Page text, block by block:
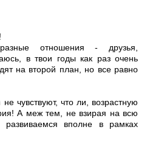
отношения - друзья,
в твои годы как раз очень
на второй план, но все равно
чувствуют, что ли, возрастную
А меж тем, не взирая на всю
вполне в рамках